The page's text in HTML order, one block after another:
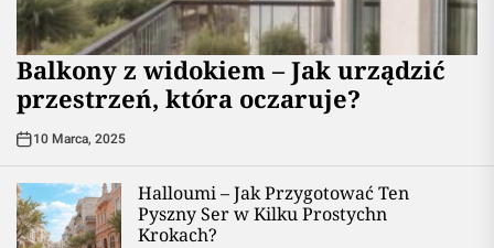
Balkony z widokiem – Jak urządzić
przestrzeń, która oczaruje?
10 Marca, 2025
Halloumi – Jak Przygotować Ten
Pyszny Ser w Kilku Prostychn
Krokach?